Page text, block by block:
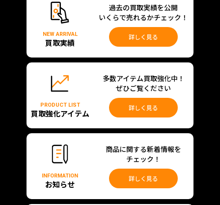
NEW ARRIVAL
買取実績
過去の買取実績を公開
いくらで売れるかチェック！
詳しく見る
PRODUCT LIST
買取強化アイテム
多数アイテム買取強化中！
ぜひご覧ください
詳しく見る
INFORMATION
お知らせ
商品に関する新着情報を
チェック！
詳しく見る